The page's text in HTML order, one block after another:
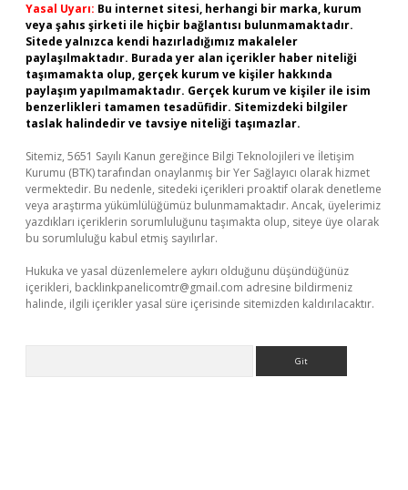
Yasal Uyarı: Bu internet sitesi, herhangi bir marka, kurum
veya şahıs şirketi ile hiçbir bağlantısı bulunmamaktadır.
Sitede yalnızca kendi hazırladığımız makaleler
paylaşılmaktadır. Burada yer alan içerikler haber niteliği
taşımamakta olup, gerçek kurum ve kişiler hakkında
paylaşım yapılmamaktadır. Gerçek kurum ve kişiler ile isim
benzerlikleri tamamen tesadüfidir. Sitemizdeki bilgiler
taslak halindedir ve tavsiye niteliği taşımazlar.
Sitemiz, 5651 Sayılı Kanun gereğince Bilgi Teknolojileri ve İletişim
Kurumu (BTK) tarafından onaylanmış bir Yer Sağlayıcı olarak hizmet
vermektedir. Bu nedenle, sitedeki içerikleri proaktif olarak denetleme
veya araştırma yükümlülüğümüz bulunmamaktadır. Ancak, üyelerimiz
yazdıkları içeriklerin sorumluluğunu taşımakta olup, siteye üye olarak
bu sorumluluğu kabul etmiş sayılırlar.
Hukuka ve yasal düzenlemelere aykırı olduğunu düşündüğünüz
içerikleri, backlinkpanelicomtr@gmail.com adresine bildirmeniz
halinde, ilgili içerikler yasal süre içerisinde sitemizden kaldırılacaktır.